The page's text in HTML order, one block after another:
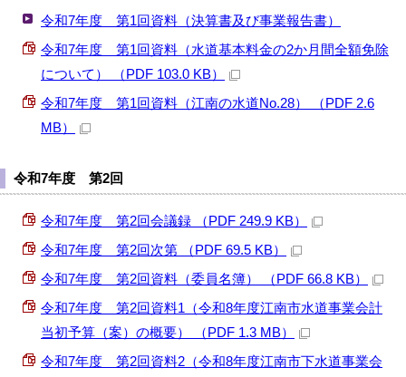
令和7年度 第1回資料（決算書及び事業報告書）
令和7年度 第1回資料（水道基本料金の2か月間全額免除
について） （PDF 103.0 KB）
令和7年度 第1回資料（江南の水道No.28） （PDF 2.6
MB）
令和7年度 第2回
令和7年度 第2回会議録 （PDF 249.9 KB）
令和7年度 第2回次第 （PDF 69.5 KB）
令和7年度 第2回資料（委員名簿） （PDF 66.8 KB）
令和7年度 第2回資料1（令和8年度江南市水道事業会計
当初予算（案）の概要） （PDF 1.3 MB）
令和7年度 第2回資料2（令和8年度江南市下水道事業会